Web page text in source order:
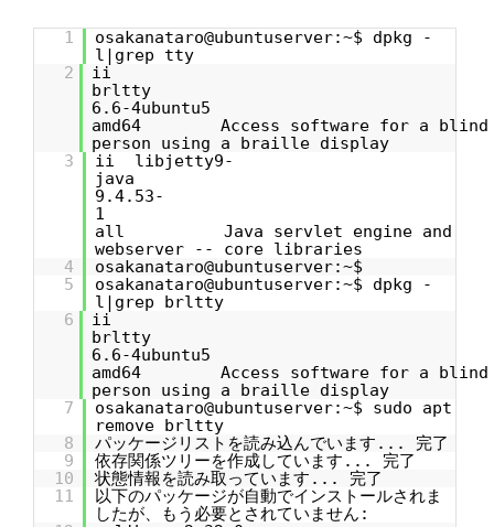
1
osakanataro@ubuntuserver:~$ dpkg -
l|grep tty
2
ii
6.6-4ubuntu5
amd64 Access software for a blind
person using a braille display
3
ii libjetty9-
java
9.4.53-
1
all Java servlet engine and
webserver -- core libraries
4
osakanataro@ubuntuserver:~$
5
osakanataro@ubuntuserver:~$ dpkg -
l|grep brltty
6
ii
6.6-4ubuntu5
amd64 Access software for a blind
person using a braille display
7
osakanataro@ubuntuserver:~$ sudo apt
remove brltty
8
パッケージリストを読み込んでいます... 完了
9
依存関係ツリーを作成しています... 完了
10
状態情報を読み取っています... 完了
11
以下のパッケージが自動でインストールされま
したが、もう必要とされていません: